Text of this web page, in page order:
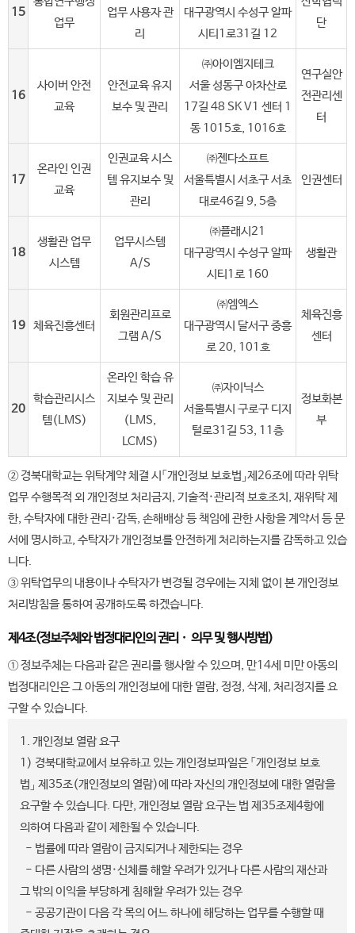
15
업무
업무 사용자 관
리
대구광역시 수성구 알파
시티1로31길 12
단
16
사이버 안전
교육
안전교육 유지
보수 및 관리
㈜아이엠지테크
서울 성동구 아차산로
17길 48 SK V1 센터 1
동 1015호, 1016호
연구실안
전관리센
터
17
온라인 인권
교육
인권교육 시스
템 유지보수 및
관리
㈜젠다소프트
서울특별시 서초구 서초
대로46길 9, 5층
인권센터
18
생활관 업무
시스템
업무시스템
A/S
㈜플래시21
대구광역시 수성구 알파
시티1로 160
생활관
19 체육진흥센터
회원관리프로
그램 A/S
㈜엠엑스
대구광역시 달서구 중흥
로 20, 101호
체육진흥
센터
20
학습관리시스
템(LMS)
온라인 학습 유
지보수 및 관리
(LMS,
LCMS)
㈜자이닉스
서울특별시 구로구 디지
털로31길 53, 11층
정보화본
부
② 경북대학교는 위탁계약 체결 시「개인정보 보호법」제26조에 따라 위탁
업무 수행목적 외 개인정보 처리금지, 기술적·관리적 보호조치, 재위탁 제
한, 수탁자에 대한 관리·감독, 손해배상 등 책임에 관한 사항을 계약서 등 문
서에 명시하고, 수탁자가 개인정보를 안전하게 처리하는지를 감독하고 있습
니다.
③ 위탁업무의 내용이나 수탁자가 변경될 경우에는 지체 없이 본 개인정보
처리방침을 통하여 공개하도록 하겠습니다.
제4조(정보주체와 법정대리인의 권리ㆍ 의무 및 행사방법)
① 정보주체는 다음과 같은 권리를 행사할 수 있으며, 만14세 미만 아동의
법정대리인은 그 아동의 개인정보에 대한 열람, 정정, 삭제, 처리정지를 요
구할 수 있습니다.
1. 개인정보 열람 요구
1) 경북대학교에서 보유하고 있는 개인정보파일은 「개인정보 보호
법」 제35조(개인정보의 열람)에 따라 자신의 개인정보에 대한 열람을
요구할 수 있습니다. 다만, 개인정보 열람 요구는 법 제35조제4항에
의하여 다음과 같이 제한될 수 있습니다.
- 법률에 따라 열람이 금지되거나 제한되는 경우
- 다른 사람의 생명·신체를 해할 우려가 있거나 다른 사람의 재산과
그 밖의 이익을 부당하게 침해할 우려가 있는 경우
- 공공기관이 다음 각 목의 어느 하나에 해당하는 업무를 수행할 때